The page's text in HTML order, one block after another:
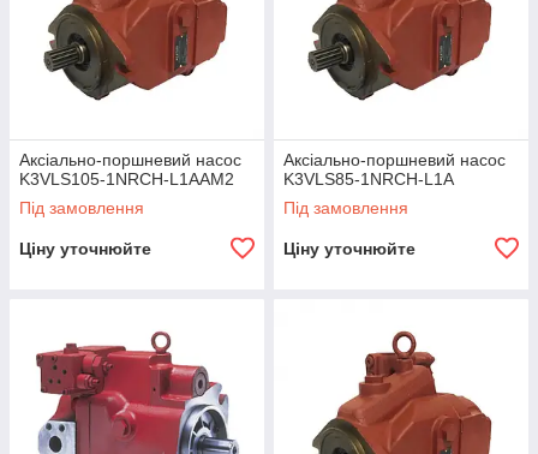
Аксіально-поршневий насос
K3VLS105-1NRCH-L1AAM2
Під замовлення
Ціну уточнюйте
Аксіально-поршневий насос
K3VLS85-1NRCH-L1A
Під замовлення
Ціну уточнюйте